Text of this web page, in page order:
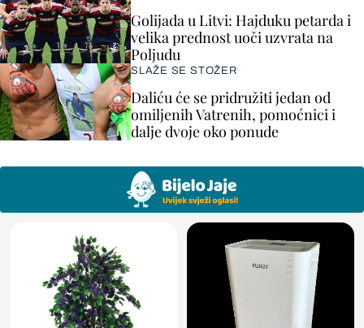
Golijada u Litvi: Hajduku petarda i
velika prednost uoči uzvrata na
Poljudu
SLAŽE SE STOŽER
Daliću će se pridružiti jedan od
omiljenih Vatrenih, pomoćnici i
dalje dvoje oko ponude